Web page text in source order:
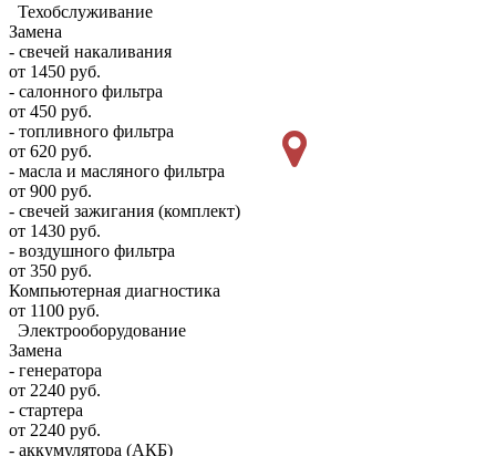
Техобслуживание
Замена
- свечей накаливания
от 1450 руб.
- салонного фильтра
от 450 руб.
- топливного фильтра
от 620 руб.
- масла и масляного фильтра
от 900 руб.
- свечей зажигания (комплект)
от 1430 руб.
- воздушного фильтра
от 350 руб.
Компьютерная диагностика
от 1100 руб.
Электрооборудование
Замена
- генератора
от 2240 руб.
- стартера
от 2240 руб.
- аккумулятора (АКБ)